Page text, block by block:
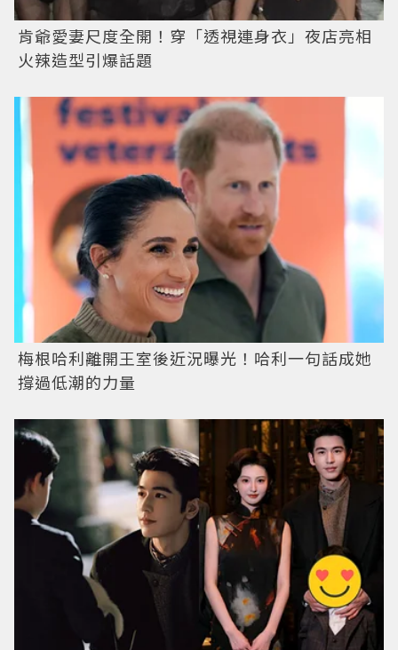
肯爺愛妻尺度全開！穿「透視連身衣」夜店亮相
火辣造型引爆話題
梅根哈利離開王室後近況曝光！哈利一句話成她
撐過低潮的力量